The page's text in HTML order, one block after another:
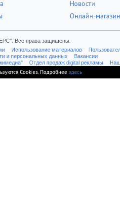
Новости
Онлайн-магазин
Все права защищены.
Использование материалов
и персональных данных
Вакансии
Отдел продаж digital рекламы
Cookies. Подробнее здесь